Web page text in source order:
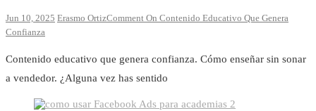
Jun 10, 2025 Erasmo OrtizComment On Contenido Educativo Que Genera
Confianza
Contenido educativo que genera confianza. Cómo enseñar sin sonar
a vendedor. ¿Alguna vez has sentido